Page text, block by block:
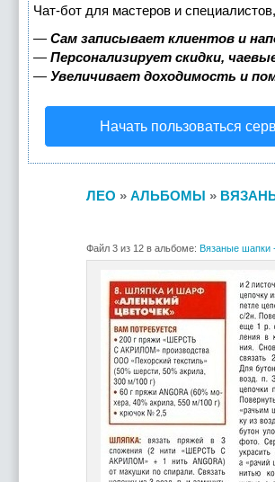
Чат-бот для мастеров и
— Сам записывает клиентов и
— Персонализирует скидки,
— Увеличивает доходимость и
Начать пользоваться
ЛЕО » АЛЬБОМЫ »
Файл 3 из 12 в альбоме: Вязаные шапки